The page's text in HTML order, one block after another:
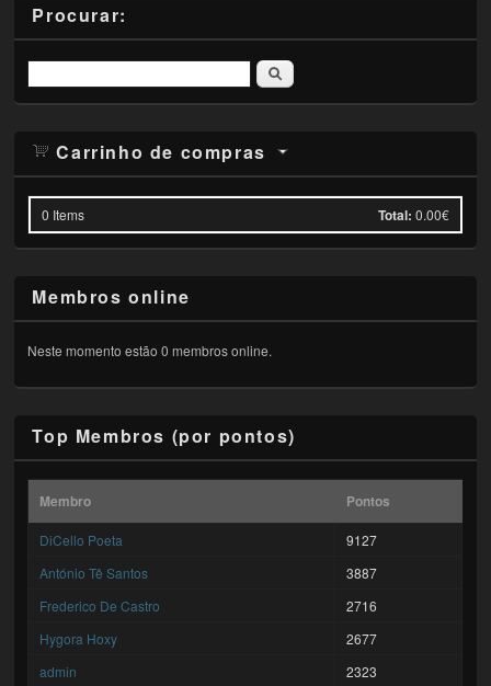
Procurar:
Pesquisar
Carrinho de compras
0 Items Total: 0.00€
Membros online
Neste momento estão 0 membros online.
Top Membros (por pontos)
Membro Pontos
DiCello Poeta
9127
António Tê Santos
3887
Frederico De Castro
2716
Hygora Hoxy
2677
admin
2323